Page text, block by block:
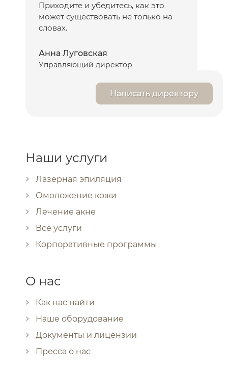
Приходите и убедитесь, как это
может существовать не только на
словах.
Анна Луговская
Управляющий директор
Написать директору
Наши услуги
Лазерная эпиляция
Омоложение кожи
Лечение акне
Все услуги
Корпоративные программы
О нас
Как нас найти
Наше оборудование
Документы и лицензии
Пресса о нас